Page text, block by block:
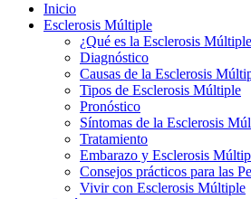
Inicio
Esclerosis Múltiple
¿Qué es la Esclerosis
Diagnóstico
Causas de la Esclerosis
Tipos de Esclerosis Múltiple
Pronóstico
Síntomas de la Esclerosis
Tratamiento
Embarazo y Esclerosis
Consejos prácticos para las
Vivir con Esclerosis Múltiple